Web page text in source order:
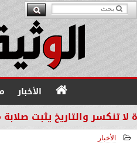
الأخبار
والتاريخ يثبت صلابة
الأخبار